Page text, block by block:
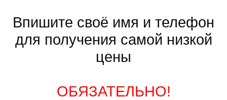
Впишите своё имя и телефон
для получения самой низкой
цены
ОБЯЗАТЕЛЬНО!